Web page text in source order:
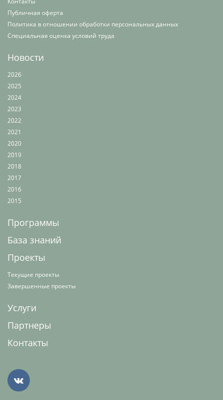
Публичная оферта
Политика в отношении обработки персональных данных
Специальная оценка условий труда
Новости
2026
2025
2024
2023
2022
2021
2020
2019
2018
2017
2016
2015
Программы
База знаний
Проекты
Текущие проекты
Завершенные проекты
Услуги
Партнеры
Контакты